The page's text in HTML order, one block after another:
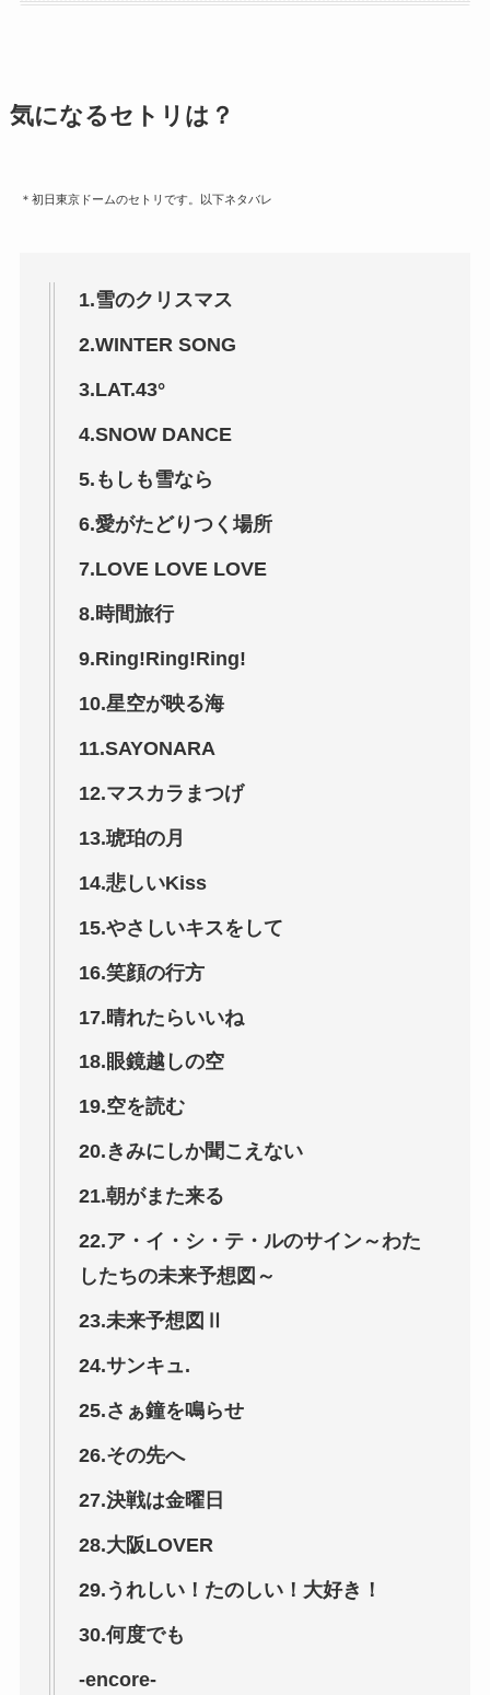
気になるセトリは？
＊初日東京ドームのセトリです。以下ネタバレ
1.雪のクリスマス
2.WINTER SONG
3.LAT.43°
4.SNOW DANCE
5.もしも雪なら
6.愛がたどりつく場所
7.LOVE LOVE LOVE
8.時間旅行
9.Ring!Ring!Ring!
10.星空が映る海
11.SAYONARA
12.マスカラまつげ
13.琥珀の月
14.悲しいKiss
15.やさしいキスをして
16.笑顔の行方
17.晴れたらいいね
18.眼鏡越しの空
19.空を読む
20.きみにしか聞こえない
21.朝がまた来る
22.ア・イ・シ・テ・ルのサイン～わた
したちの未来予想図～
23.未来予想図Ⅱ
24.サンキュ.
25.さぁ鐘を鳴らせ
26.その先へ
27.決戦は金曜日
28.大阪LOVER
29.うれしい！たのしい！大好き！
30.何度でも
-encore-